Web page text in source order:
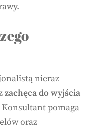
nieraz
zachęca do wyjścia
Konsultant pomaga
oraz